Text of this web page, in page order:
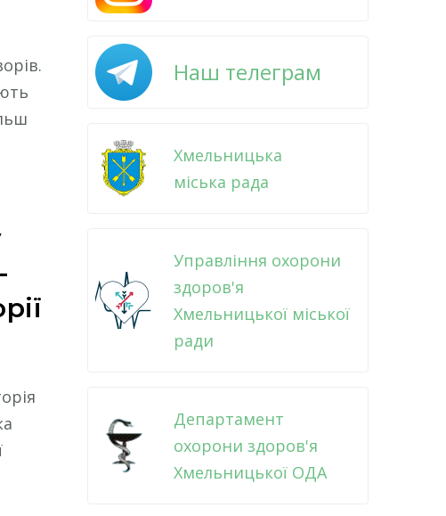
Наш телеграм
Хмельницька
міська рада
Управління охорони
здоров'я
Хмельницької міської
ради
Департамент
охорони здоров'я
Хмельницької ОДА